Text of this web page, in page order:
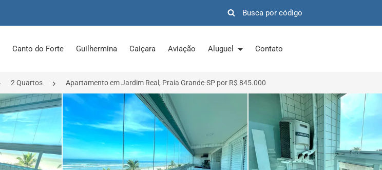
Canto do Forte Guilhermina Caiçara Aviação Aluguel Contato
2 Quartos Apartamento em Jardim Real, Praia Grande-SP por R$ 845.000